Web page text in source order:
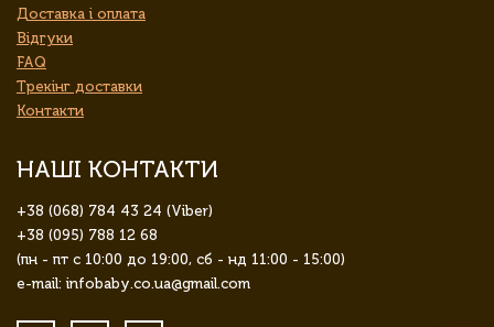
Доставка і оплата
Відгуки
FAQ
Трекінг доставки
Контакти
НАШІ КОНТАКТИ
+38 (068) 784 43 24 (Viber)
+38 (095) 788 12 68
(пн - пт с 10:00 до 19:00, сб - нд 11:00 - 15:00)
e-mail: infobaby.co.ua@gmail.com